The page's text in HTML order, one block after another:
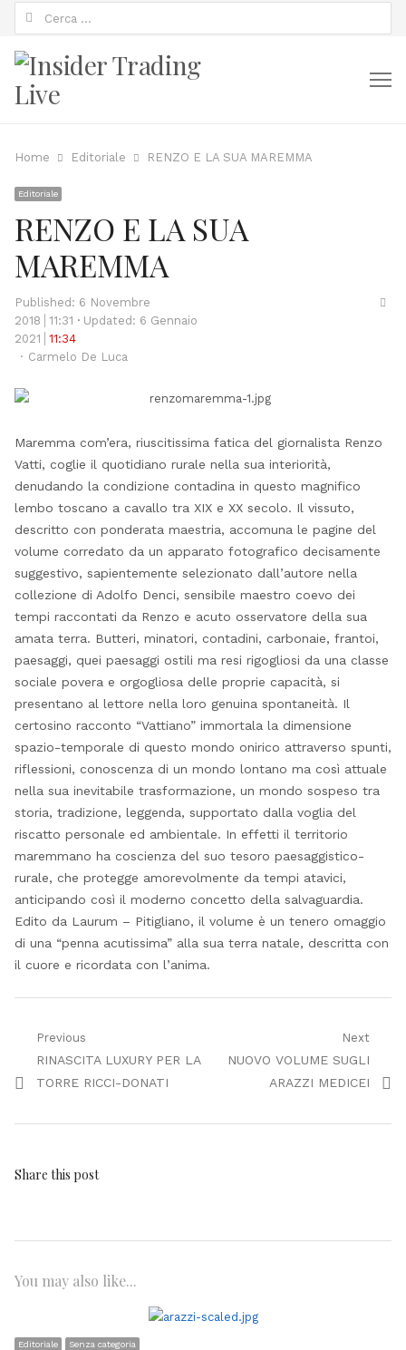
Ricerca
per:
Home Editoriale RENZO E LA SUA MAREMMA
Editoriale
RENZO E LA SUA
MAREMMA
Published: 6 Novembre
2018
11:31
Updated: 6 Gennaio
2021
11:34
Author
Carmelo De Luca
Maremma com’era, riuscitissima fatica del giornalista Renzo
Vatti, coglie il quotidiano rurale nella sua interiorità,
denudando la condizione contadina in questo magnifico
lembo toscano a cavallo tra XIX e XX secolo. Il vissuto,
descritto con ponderata maestria, accomuna le pagine del
volume corredato da un apparato fotografico decisamente
suggestivo, sapientemente selezionato dall’autore nella
collezione di Adolfo Denci, sensibile maestro coevo dei
tempi raccontati da Renzo e acuto osservatore della sua
amata terra. Butteri, minatori, contadini, carbonaie, frantoi,
paesaggi, quei paesaggi ostili ma resi rigogliosi da una classe
sociale povera e orgogliosa delle proprie capacità, si
presentano al lettore nella loro genuina spontaneità. Il
certosino racconto “Vattiano” immortala la dimensione
spazio-temporale di questo mondo onirico attraverso spunti,
riflessioni, conoscenza di un mondo lontano ma così attuale
nella sua inevitabile trasformazione, un mondo sospeso tra
storia, tradizione, leggenda, supportato dalla voglia del
riscatto personale ed ambientale. In effetti il territorio
maremmano ha coscienza del suo tesoro paesaggistico-
rurale, che protegge amorevolmente da tempi atavici,
anticipando così il moderno concetto della salvaguardia.
Edito da Laurum – Pitigliano, il volume è un tenero omaggio
di una “penna acutissima” alla sua terra natale, descritta con
il cuore e ricordata con l’anima.
Navigazione
articoli
Previous
Previous
post:
RINASCITA LUXURY PER LA
TORRE RICCI-DONATI
Next
Next
NUOVO VOLUME SUGLI
ARAZZI MEDICEI
Share this post
You may also like...
Editoriale Senza categoria